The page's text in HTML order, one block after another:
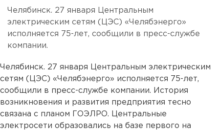
Челябинск. 27 января Центральным
электрическим сетям (ЦЭС) «Челябэнерго»
исполняется 75-лет, сообщили в пресс-службе
компании.
Челябинск. 27 января Центральным электрическим
сетям (ЦЭС) «Челябэнерго» исполняется 75-лет,
сообщили в пресс-службе компании. История
возникновения и развития предприятия тесно
связана с планом ГОЭЛРО. Центральные
электросети образовались на базе первого на